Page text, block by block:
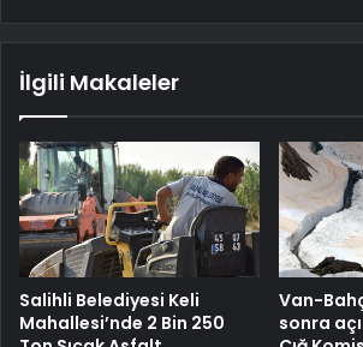
İlgili Makaleler
Salihli Belediyesi Keli
Mahallesi’nde 2 Bin 250
Van-
sonra